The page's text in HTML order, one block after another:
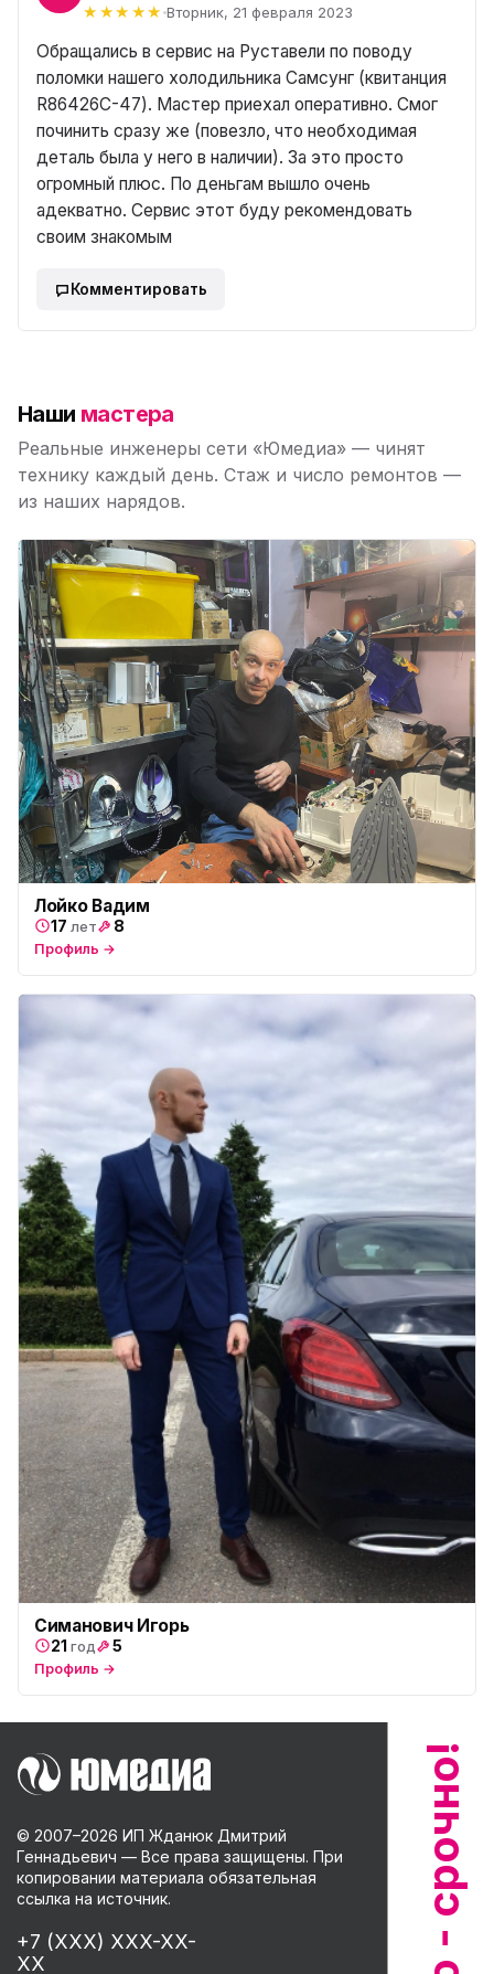
Вторник, 21 февраля 2023
Обращались в сервис на Руставели по поводу
поломки нашего холодильника Самсунг (квитанция
R86426C-47). Мастер приехал оперативно. Смог
починить сразу же (повезло, что необходимая
деталь была у него в наличии). За это просто
огромный плюс. По деньгам вышло очень
адекватно. Сервис этот буду рекомендовать
своим знакомым
Комментировать
Наши мастера
Реальные инженеры сети «Юмедиа» — чинят
технику каждый день. Стаж и число ремонтов —
из наших нарядов.
Лойко Вадим
17 лет 8
Профиль →
Симанович Игорь
21 год 5
Профиль →
© 2007–2026 ИП Жданюк Дмитрий
Геннадьевич — Все права защищены. При
копировании материала обязательная
ссылка на источник.
+7 (XXX) XXX-XX-
XX